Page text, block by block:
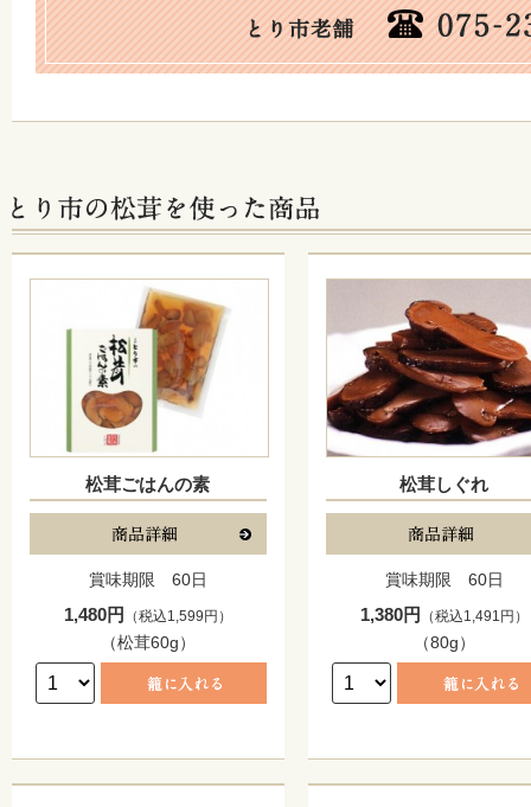
松茸ごはんの素
賞味期限 60日
1,480円 （税込1,599円）
（松茸60g）
松茸しぐれ
賞味期限 60日
1,380円 （税込1,491円）
（80g）